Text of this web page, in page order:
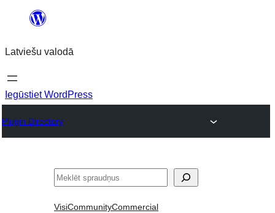
Pāriet
saturu
Latviešu valodā
Iegūstiet WordPress
Plugin Directory
Meklēt
VisiCommunityCommercial